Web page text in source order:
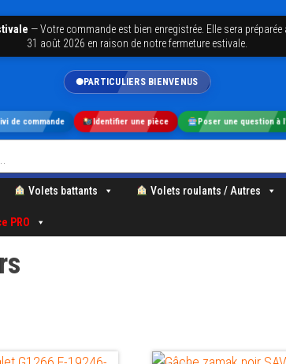
de commande Identifier une pièce Poser une question à
—Votre commande est bien enregistrée. Elle sera
31 août 2026 en raison de notre fermeture estivale.
Volets battants Volets roulants / Autres
PRO
PARTICULIERS BIENVENUS